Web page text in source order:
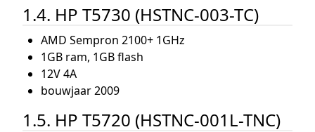
1.4. HP T5730 (HSTNC-003-TC)
AMD Sempron 2100+ 1GHz
1GB ram, 1GB flash
12V 4A
bouwjaar 2009
1.5. HP T5720 (HSTNC-001L-TNC)